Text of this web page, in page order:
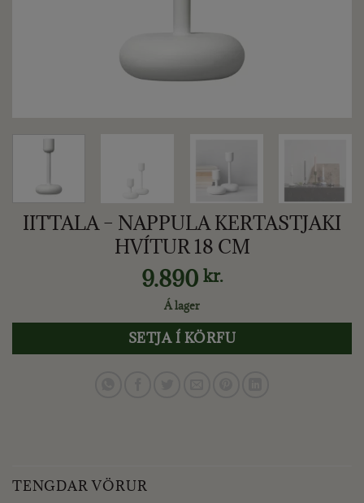
IITTALA – NAPPULA KERTASTJAKI
HVÍTUR 18 CM
9.890 kr.
Á lager
SETJA Í KÖRFU
TENGDAR VÖRUR